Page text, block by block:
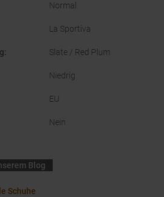
Normal
La Sportiva
: Slate / Red Plum
Niedrig
EU
Nein
Blog
Schuhe